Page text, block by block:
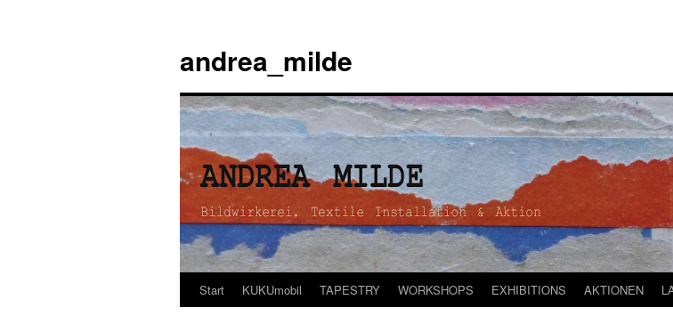
andrea_milde
ZumStart KUKUmobil TAPESTRY WORKSHOPS EXHIBITIONS AKTIONEN